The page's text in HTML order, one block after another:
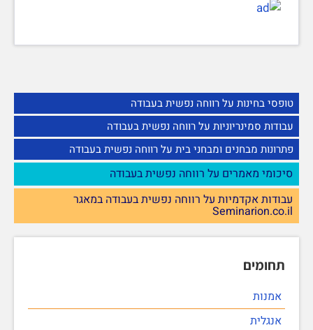
טופסי בחינות על רווחה נפשית בעבודה
עבודות סמינריוניות על רווחה נפשית בעבודה
פתרונות מבחנים ומבחני בית על רווחה נפשית בעבודה
סיכומי מאמרים על רווחה נפשית בעבודה
עבודות אקדמיות על רווחה נפשית בעבודה במאגר
Seminarion.co.il
תחומים
אמנות
אנגלית